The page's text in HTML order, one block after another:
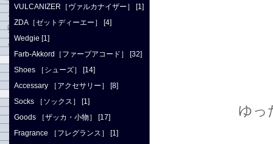
ゆっ
VULCANIZER［ヴァルカナイザー］ [1]
ZDA［ゼットディーエー］ [4]
Wedgie [1]
Farb-Akkord［ファーブアコード］ [32]
Shoes ［シューズ］ [14]
Accessary ［アクセサリー］ [8]
Socks ［ソックス］ [1]
Goods ［ザッカ・小物］ [17]
Fragrance ［フレグランス］ [1]